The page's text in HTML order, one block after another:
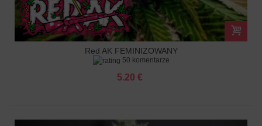
Red AK FEMINIZOWANY
50 komentarze
5.20 €